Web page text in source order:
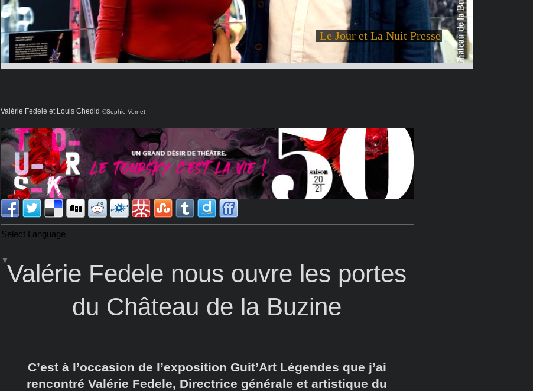
Le Jour et La Nuit Presse
Valérie Fedele et Louis Chedid ©Sophie Vernet
Select Language
▼Valérie Fedele nous ouvre les portes
du Château de la Buzine
C’est à l’occasion de l’exposition Guit’Art Légendes que j’ai
rencontré Valérie Fedele, Directrice générale et artistique du